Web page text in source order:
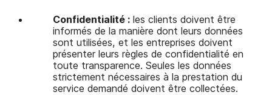
Confidentialité : les clients doivent être
informés de la manière dont leurs données
sont utilisées, et les entreprises doivent
présenter leurs règles de confidentialité en
toute transparence. Seules les données
strictement nécessaires à la prestation du
service demandé doivent être collectées.